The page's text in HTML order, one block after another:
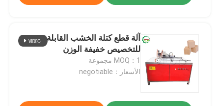
آلة قطع كتلة الخشب القابلة
للتخصيص خفيفة الوزن
MOQ：1 مجموعة
الأسعار：negotiable